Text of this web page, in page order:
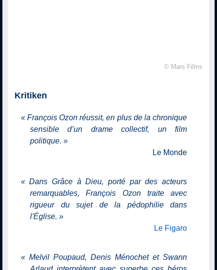
© Mars Films
Kritiken
« François Ozon réussit, en plus de la chronique
sensible d’un drame collectif, un film
politique. »
Le Monde
«Dans Grâce à Dieu, porté par des acteurs
remarquables, François Ozon traite avec
rigueur du sujet de la pédophilie dans
l'Église. »
Le Figaro
« Melvil Poupaud, Denis Ménochet et Swann